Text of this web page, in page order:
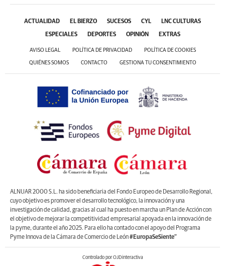
ACTUALIDAD EL BIERZO SUCESOS CYL LNC CULTURAS
ESPECIALES DEPORTES OPINIÓN EXTRAS
AVISO LEGAL POLÍTICA DE PRIVACIDAD POLÍTICA DE COOKIES
QUIÉNES SOMOS CONTACTO GESTIONA TU CONSENTIMIENTO
ALNUAR 2000 S.L. ha sido beneficiaria del Fondo Europeo de Desarrollo Regional,
cuyo objetivo es promover el desarrollo tecnológico, la innovación y una
investigación de calidad, gracias al cual ha puesto en marcha un Plan de Acción con
el objetivo de mejorar la competitividad empresarial apoyada en la innovación de
la pyme, durante el año 2025. Para ello ha contado con el apoyo del Programa
Pyme Innova de la Cámara de Comercio de León#EuropaSeSiente”
Controlado por OJDinteractiva